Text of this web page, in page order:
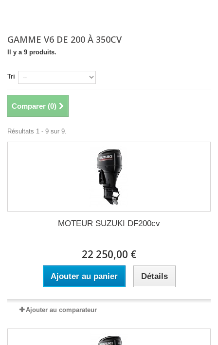
GAMME V6 DE 200 À 350CV
Il y a 9 produits.
Tri
Comparer (0)
Résultats 1 - 9 sur 9.
MOTEUR SUZUKI DF200cv
22 250,00 €
Ajouter au panier Détails
Ajouter au comparateur